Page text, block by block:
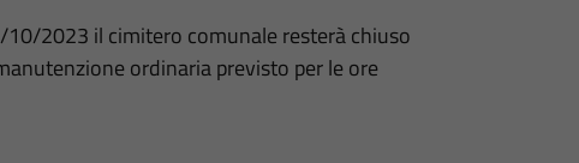
10/2023 il cimitero comunale resterà chiuso
ordinaria previsto per le ore